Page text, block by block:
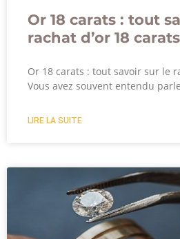
Or 18 carats : tout
rachat d’or 18 carats
Or 18 carats : tout savoir sur le
Vous avez souvent entendu
LIRE LA SUITE